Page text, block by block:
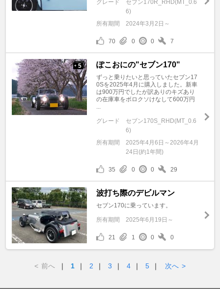
グレード
セブン170R_RHD(MT_0.6
6)
所有期間
2024年3月2日～
70 0 0 7
+ 5 ぽこおにの"セブン170"
ずっと乗りたいと思っていたセブン17
0Sを2025年4月に購入しました。新車
は900万円でしたが訳ありのキズあり
の在庫車をボロクソけなして600万円
グレード
セブン170S_RHD(MT_0.6
6)
所有期間
2025年4月6日～2026年4月
24日(約1年間)
35 0 0 29
波打ち際のデビルマン
セブン170に乗っています。
所有期間 2025年6月19日～
21 1 0 0
< 前へ ｜ 1 ｜ 2 ｜ 3 ｜ 4 ｜ 5 ｜ 次へ >